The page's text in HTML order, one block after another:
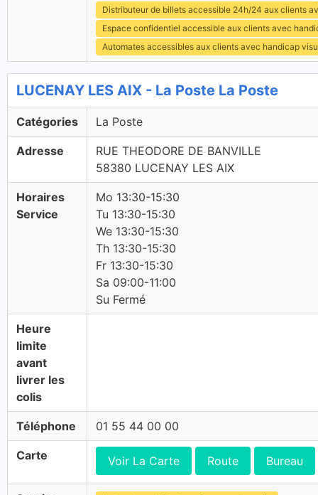
Distributeur de billets accessible 24h/24 aux clients
Espace confidentiel accessible aux clients avec
Automates accessibles aux clients avec handicap
LUCENAY LES AIX - La Poste La Poste
Catégories La Poste
Adresse
RUE THEODORE DE BANVILLE
58380 LUCENAY LES AIX
Horaires
Service
Mo 13:30-15:30
Tu 13:30-15:30
We 13:30-15:30
Th 13:30-15:30
Fr 13:30-15:30
Sa 09:00-11:00
Su Fermé
Heure
limite
avant
livrer les
colis
Téléphone 01 55 44 00 00
Carte Voir La Carte Route Bureau